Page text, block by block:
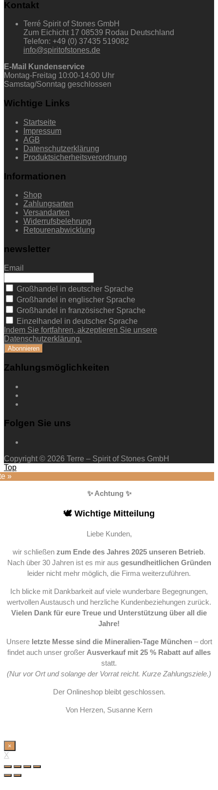
Kontakt
Terré Spirit of Stones GmbH
Zum Eichicht 17 08539 Rodau Deutschland
Telefon: +49 (0) 37435 519082
info@spiritofstones.de
E-Mail Kundenservice
Montag-Freitag 10:00-14:00 Uhr
Samstag/Sonntag geschlossen
Wichtige Links
Startseite
Impressum
AGB
Datenschutzerklärung
Produktsicherheitsverordnung
Informationen
Shop
Zahlungsarten
Versandarten
Widerrufsbelehrung
Retourenabwicklung
newsletter
Email
Großhandel in deutscher Sprache
Großhandel in englischer Sprache
Großhandel in französischer Sprache
Einzelhandel in deutscher Sprache
Indem Sie fortfahren, akzeptieren Sie unsere
Datenschutzerklärung.
Zahlungsmöglichkeiten
Folgen Sie uns
Copyright © 2026 Terre – Spirit of Stones GmbH
Top
»
✨ Achtung ✨
🕊️ Wichtige Mitteilung
Liebe Kunden,
wir schließen zum Ende des Jahres 2025 unseren Betrieb.
Nach über 30 Jahren ist es mir aus gesundheitlichen Gründen
leider nicht mehr möglich, die Firma weiterzuführen.
Ich blicke mit Dankbarkeit auf viele wunderbare Begegnungen,
wertvollen Austausch und herzliche Kundenbeziehungen zurück.
Vielen Dank für eure Treue und Unterstützung über all die
Jahre!
Unsere letzte Messe sind die Mineralien-Tage München– dort
findet auch unser großer Ausverkauf mit 25 % Rabatt auf alles
statt.
(Nur vor Ort und solange der Vorrat reicht. Kurze Zahlungsziele.)
Der Onlineshop bleibt geschlossen.
Von Herzen, Susanne Kern
×
X